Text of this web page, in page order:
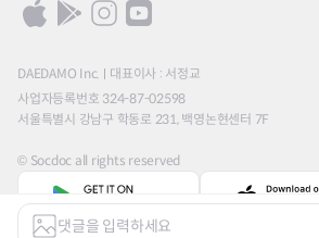
DAEDAMO Inc.
대표이사 : 서정교
사업자등록번호 324-87-02598
서울특별시 강남구 학동로 231, 백영논현센터 7F
© Socdoc all rights reserved